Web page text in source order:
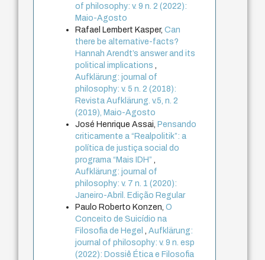
of philosophy: v. 9 n. 2 (2022):
Maio-Agosto
Rafael Lembert Kasper,Can
there be alternative-facts?
Hannah Arendt’s answer and its
political implications,
Aufklärung: journal of
philosophy: v. 5 n. 2 (2018):
Revista Aufklärung. v.5, n. 2
(2019), Maio-Agosto
José Henrique Assai, Pensando
criticamente a “Realpolitik”: a
política de justiça social do
programa “Mais IDH”,
Aufklärung: journal of
philosophy: v. 7 n. 1 (2020):
Janeiro-Abril. Edição Regular
Paulo Roberto Konzen,O
Conceito de Suicídio na
Filosofia de Hegel,Aufklärung:
journal of philosophy: v. 9 n. esp
(2022): Dossiê Ética e Filosofia